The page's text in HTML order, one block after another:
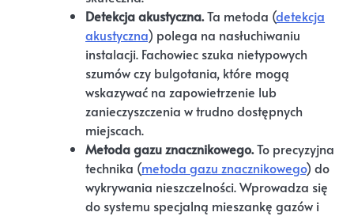
Detekcja akustyczna.Ta metoda (detekcja
akustyczna) polega na nasłuchiwaniu
instalacji. Fachowiec szuka nietypowych
szumów czy bulgotania, które mogą
wskazywać na zapowietrzenie lub
zanieczyszczenia w trudno dostępnych
miejscach.
Metoda gazu znacznikowego.To precyzyjna
technika (metoda gazu znacznikowego) do
wykrywania nieszczelności. Wprowadza się
do systemu specjalną mieszankę gazów i